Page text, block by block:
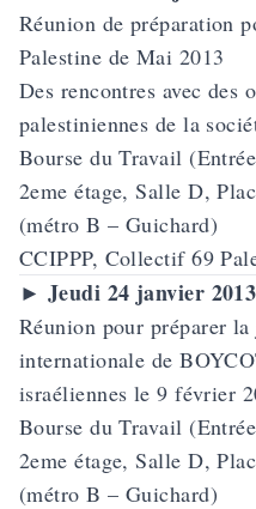
Réunion de préparation
Palestine de Mai 2013
Des rencontres avec des
palestiniennes de la
Bourse du Travail
2eme étage, Salle D,
(métro B – Guichard)
CCIPPP, Collectif 69
► Jeudi 24 janvier 2013
Réunion pour préparer la
internationale de
israéliennes le 9 février
Bourse du Travail
2eme étage, Salle D,
(métro B – Guichard)